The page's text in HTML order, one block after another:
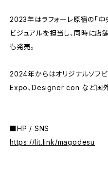
2023年はラフォーレ原宿の「中
ビジュアルを担当し、同時に店
も発売。
2024年からはオリジナルソフビ
Expo、Designer con など国外
■HP / SNS
https://lit.link/magodesu